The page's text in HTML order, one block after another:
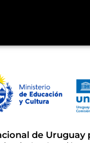
de Uruguay